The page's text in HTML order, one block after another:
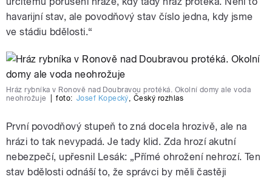
havarijní stav, ale povodňový stav číslo jedna, kdy jsme
ve stádiu bdělosti.“
Hráz rybníka v Ronově nad Doubravou protéká. Okolní domy ale voda
neohrožuje
foto: Josef Kopecký, Český rozhlas
První povodňový stupeň to zná docela hrozivě, ale na
hrázi to tak nevypadá. Je tady klid. Zda hrozí akutní
nebezpečí, upřesnil Lesák: „Přímé ohrožení nehrozí. Ten
stav bdělosti odnáší to, že správci by měli častěji